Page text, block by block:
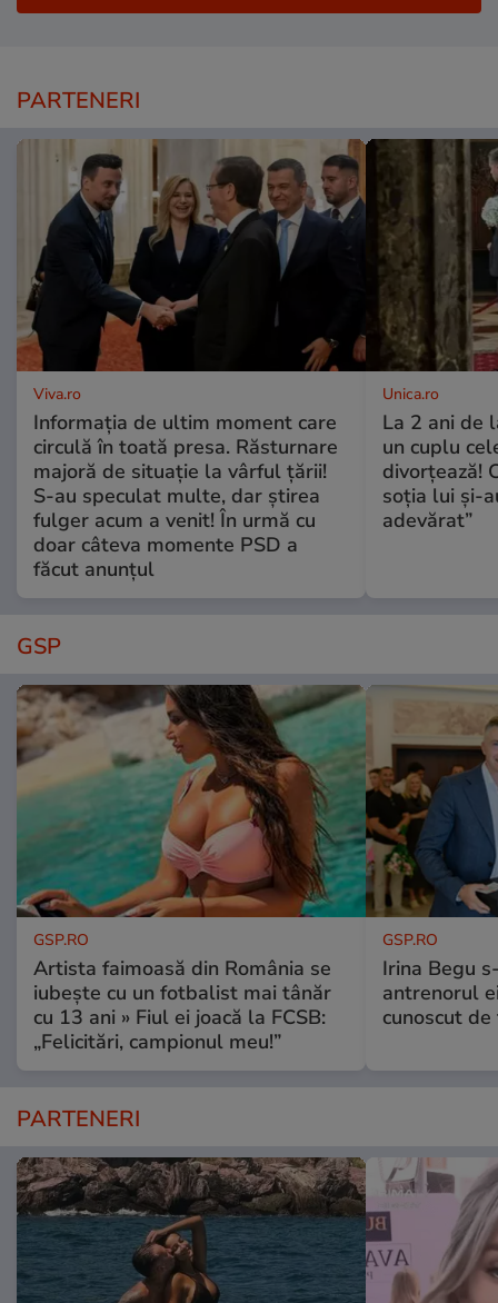
PARTENERI
Viva.ro
Informația de ultim moment care
circulă în toată presa. Răsturnare
majoră de situație la vârful țării!
S-au speculat multe, dar știrea
fulger acum a venit! În urmă cu
doar câteva momente PSD a
făcut anunțul
Unica.ro
La 2 ani de
un cuplu
divorțează!
soția lui și-
adevărat”
GSP
GSP.RO
Artista faimoasă din România se
iubește cu un fotbalist mai tânăr
cu 13 ani » Fiul ei joacă la FCSB:
„Felicitări, campionul meu!”
GSP.RO
Irina Begu
antrenorul
cunoscut de
PARTENERI